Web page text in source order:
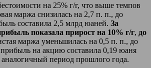
на 25% г/г, что выше темпов
маржа снизилась на 2,7 п. п., до
составила 2,5 млрд юаней. За
показала прирост на 10% г/г, до
маржа уменьшилась на 0,5 п. п., до
на акцию составила 0,19 юаня
период прошлого года.